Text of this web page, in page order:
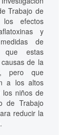
Trabajo de
efectos
y
de
que estas
de la
pero que
a los altos
los niños de
de Trabajo
reducir la